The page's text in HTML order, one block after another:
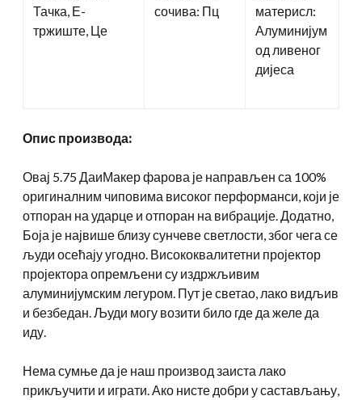
Тачка, Е-
тржиште, Це
сочива: Пц
материсл:
Алуминијум
од ливеног
дијеса
Опис производа:
Овај 5.75 ДаиМакер фарова је направљен са 100%
оригиналним чиповима високог перформанси, који је
отпоран на ударце и отпоран на вибрације. Додатно,
Боја је највише близу сунчеве светлости, због чега се
људи осећају угодно. Висококвалитетни пројектор
пројектора опремљени су издржљивим
алуминијумским легуром. Пут је светао, лако видљив
и безбедан. Људи могу возити било где да желе да
иду.
Нема сумње да је наш производ заиста лако
прикључити и играти. Ако нисте добри у састављању,